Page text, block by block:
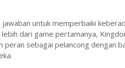
untuk memperbaiki
dari game pertamanya,
peran sebagai pelancong dengan